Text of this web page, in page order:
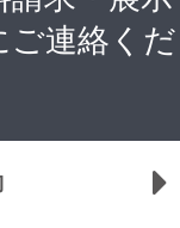
ご連絡くだ